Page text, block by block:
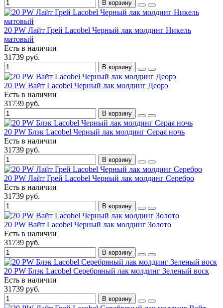
В корзину
20 PW Лайт Грей Lacobel Черный лак молдинг Никель
матовый
Есть в наличии
31739 руб.
В корзину
20 PW Вайт Lacobel Черный лак молдинг Деорэ
Есть в наличии
31739 руб.
В корзину
20 PW Блэк Lacobel Черный лак молдинг Серая ночь
Есть в наличии
31739 руб.
В корзину
20 PW Лайт Грей Lacobel Черный лак молдинг Серебро
Есть в наличии
31739 руб.
В корзину
20 PW Вайт Lacobel Черный лак молдинг Золото
Есть в наличии
31739 руб.
В корзину
20 PW Блэк Lacobel Серебряный лак молдинг Зеленый воск
Есть в наличии
31739 руб.
В корзину